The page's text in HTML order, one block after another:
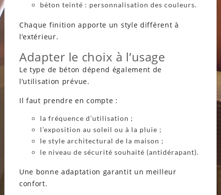
béton teinté : personnalisation des couleurs.
Chaque finition apporte un style différent à
l’extérieur.
Adapter le choix à l’usage
Le type de béton dépend également de
l’utilisation prévue.
Il faut prendre en compte :
la fréquence d’utilisation ;
l’exposition au soleil ou à la pluie ;
le style architectural de la maison ;
le niveau de sécurité souhaité (antidérapant).
Une bonne adaptation garantit un meilleur
confort.